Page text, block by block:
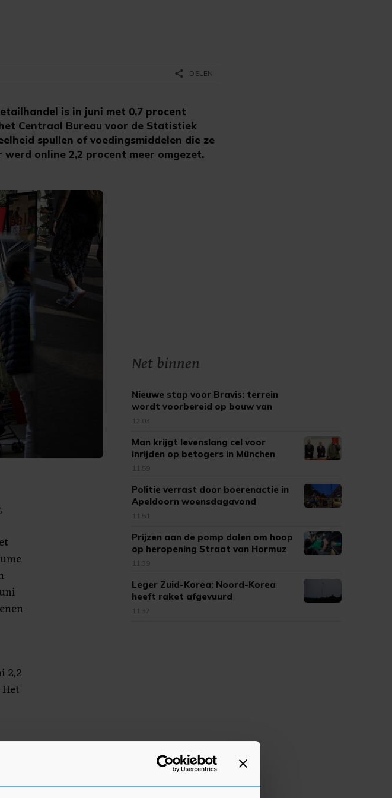
is in juni met 0,7 procent
Centraal Bureau voor de Statistiek
spullen of voedingsmiddelen die ze
online 2,2 procent meer omgezet.
share DELEN
2,2
Net binnen
Nieuwe stap voor Bravis: terrein
wordt voorbereid op bouw van
splinternieuw ziekenhuis
12:03
Man krijgt levenslang cel voor
inrijden op betogers in München
11:59
Politie verrast door boerenactie in
Apeldoorn woensdagavond
11:51
Prijzen aan de pomp dalen om hoop
op heropening Straat van Hormuz
11:39
Leger Zuid-Korea: Noord-Korea
heeft raket afgevuurd
11:37